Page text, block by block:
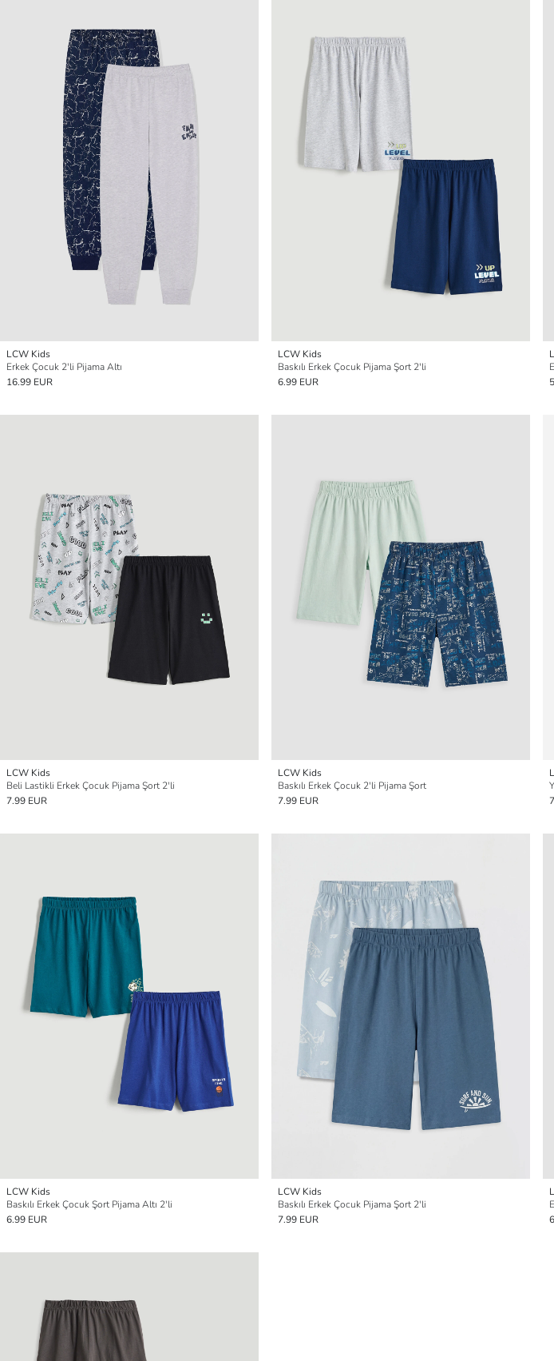
LCW Kids
Erkek Çocuk 2'li Pijama Altı
16.99 EUR
LCW Kids
Baskılı Erkek Çocuk Pijama Şort 2'li
6.99 EUR
LCW Kids
Beli Lastikli Erkek Çocuk Pijama Şort 2'li
7.99 EUR
LCW Kids
Baskılı Erkek Çocuk 2'li Pijama Şort
7.99 EUR
LCW Kids
Baskılı Erkek Çocuk Şort Pijama Altı 2'li
6.99 EUR
LCW Kids
Baskılı Erkek Çocuk Pijama Şort 2'li
7.99 EUR